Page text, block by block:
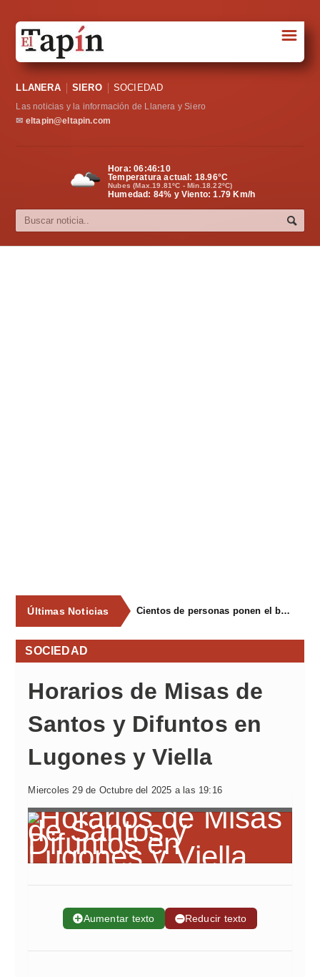
Sociedad
Política
Cultura
☰
LLANERA SIERO SOCIEDAD
Las noticias y la información de Llanera y Siero
✉ eltapin@eltapin.com
Hora:06:46:10
Temperatura actual: 18.96°C
Nubes (Max.19.81ºC - Min.18.22ºC)
Humedad: 84% y Viento: 1.79 Km/h
Últimas Noticias Cientos de personas ponen el broche final a las fiestas de La Salud de Lieres con la tradicional merienda
SOCIEDAD
Horarios de Misas de
Santos y Difuntos en
Lugones y Viella
Miercoles 29 de Octubre del 2025 a las 19:16
➕Aumentar texto ➖Reducir texto